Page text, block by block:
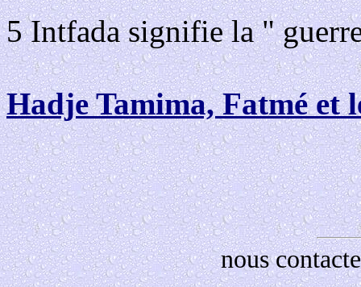
5 Intfada signifie la "
Hadje Tamima, Fatmé et
nous